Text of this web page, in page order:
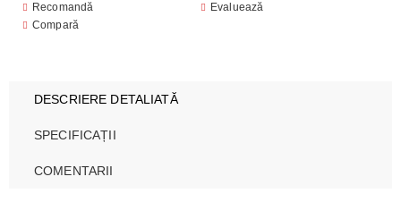
Recomandă
Evaluează
Compară
DESCRIERE DETALIATĂ
SPECIFICAȚII
COMENTARII